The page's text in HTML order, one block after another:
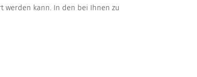
werden kann. In den bei Ihnen zu